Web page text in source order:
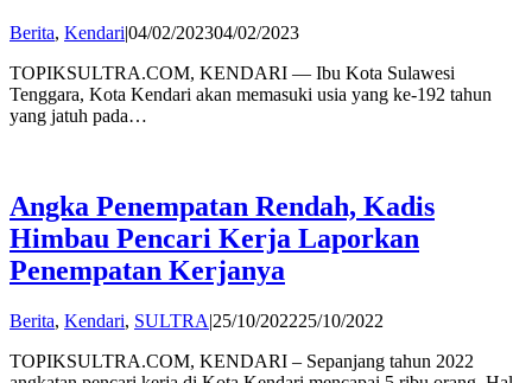
Berita, Kendari|04/02/202304/02/2023by
TOPIKSULTRA.COM, KENDARI — Ibu Kota Sulawesi
Tenggara, Kota Kendari akan memasuki usia yang ke-192 tahun
yang jatuh pada…
Angka Penempatan Rendah, Kadis
Himbau Pencari Kerja Laporkan
Penempatan Kerjanya
Berita, Kendari, SULTRA|25/10/202225/10/2022
TOPIKSULTRA.COM, KENDARI – Sepanjang tahun 2022